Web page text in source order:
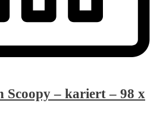
Scoopy – kariert – 98 x